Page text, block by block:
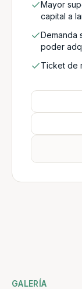
Mayor
capital a
Demanda
poder
Ticket de
GALERÍA